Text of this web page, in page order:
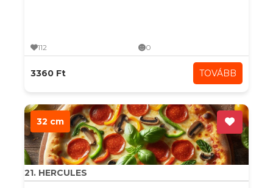
112 0
3360 Ft TOVÁBB
32 cm
21. HERCULES